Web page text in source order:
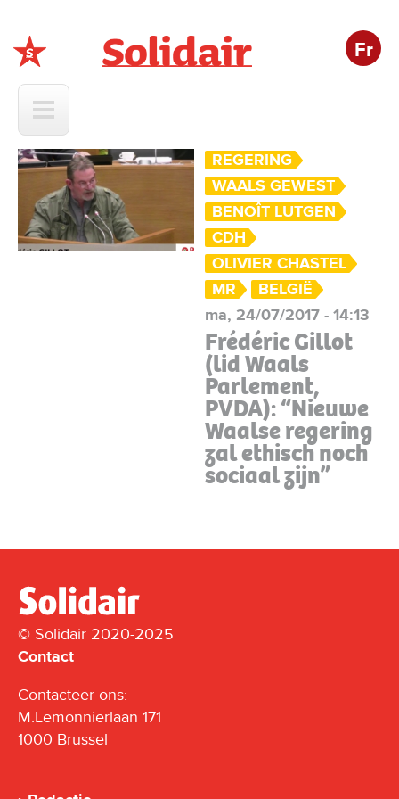
Fr
REGERING
WAALS GEWEST
BENOÎT LUTGEN
CDH
OLIVIER CHASTEL
MR
BELGIË
ma, 24/07/2017 - 14:13
Frédéric Gillot
(lid Waals
Parlement,
PVDA): “Nieuwe
Waalse regering
zal ethisch noch
sociaal zijn”
© Solidair 2020-2025
Contact
Contacteer ons:
M.Lemonnierlaan 171
1000 Brussel